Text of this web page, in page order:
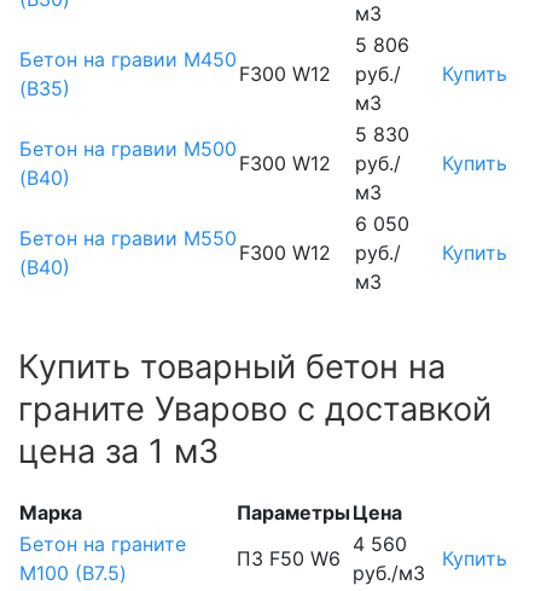
м3
Бетон на гравии М450
(В35)
F300 W12
5 806
руб./
м3
Купить
Бетон на гравии М500
(В40)
F300 W12
5 830
руб./
м3
Купить
Бетон на гравии М550
(В40)
F300 W12
6 050
руб./
м3
Купить
Купить товарный бетон на
граните Уварово с доставкой
цена за 1 м3
Марка ПараметрыЦена
Бетон на граните
М100 (B7.5)
П3 F50 W6
4 560
руб./м3
Купить